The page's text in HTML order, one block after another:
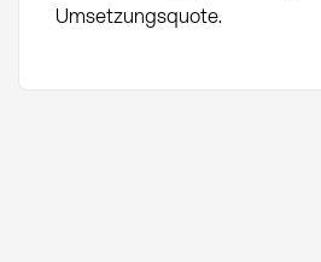
Umsetzungsquote.